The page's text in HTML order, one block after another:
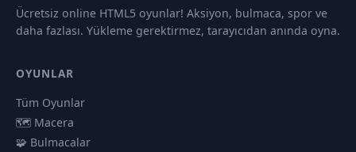
Ücretsiz online HTML5 oyunlar! Aksiyon, bulmaca, spor ve
daha fazlası. Yükleme gerektirmez, tarayıcıdan anında oyna.
OYUNLAR
Tüm Oyunlar
🗺️ Macera
🧩 Bulmacalar